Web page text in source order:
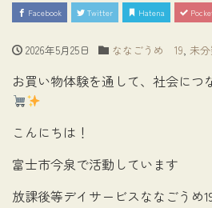
Facebook Twitter Hatena
2026年5月25日 ななごうめ 19, 未
お買い物体験を通して、社会につ
こんにちは！
富士市今泉で活動しています
放課後等デイサービスななごうめ